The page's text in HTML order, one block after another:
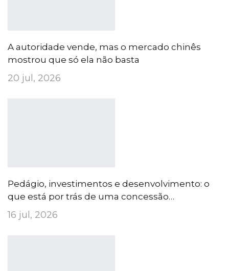
A autoridade vende, mas o mercado chinês
mostrou que só ela não basta
20 jul, 2026
Pedágio, investimentos e desenvolvimento: o
que está por trás de uma concessão…
16 jul, 2026